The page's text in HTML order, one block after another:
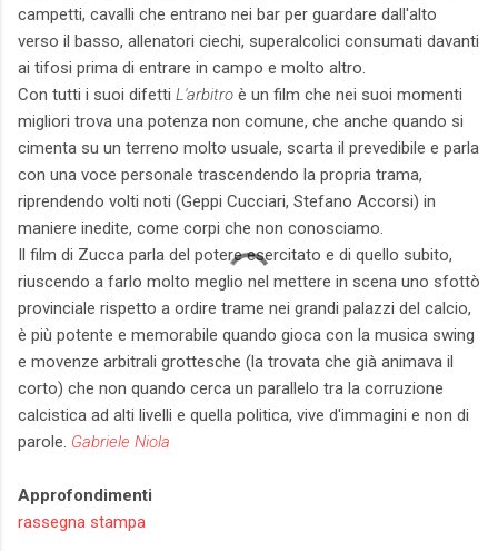
campetti, cavalli che entrano nei bar per guardare dall'alto
verso il basso, allenatori ciechi, superalcolici consumati davanti
ai tifosi prima di entrare in campo e molto altro.
Con tutti i suoi difetti L'arbitro è un film che nei suoi momenti
migliori trova una potenza non comune, che anche quando si
cimenta su un terreno molto usuale, scarta il prevedibile e parla
con una voce personale trascendendo la propria trama,
riprendendo volti noti (Geppi Cucciari, Stefano Accorsi) in
maniere inedite, come corpi che non conosciamo.
Il film di Zucca parla del potere esercitato e di quello subito,
riuscendo a farlo molto meglio nel mettere in scena uno sfottò
provinciale rispetto a ordire trame nei grandi palazzi del calcio,
è più potente e memorabile quando gioca con la musica swing
e movenze arbitrali grottesche (la trovata che già animava il
corto) che non quando cerca un parallelo tra la corruzione
calcistica ad alti livelli e quella politica, vive d'immagini e non di
parole. Gabriele Niola
Approfondimenti
rassegna stampa